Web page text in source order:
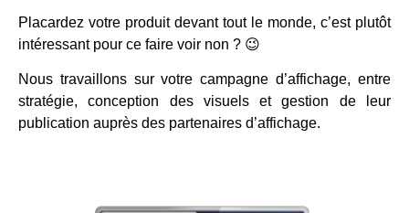
Placardez votre produit devant tout le monde, c’est plutôt
intéressant pour ce faire voir non ? 😉
Nous travaillons sur votre campagne d’affichage, entre
stratégie, conception des visuels et gestion de leur
publication auprès des partenaires d’affichage.